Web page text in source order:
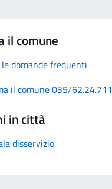
il comune
le domande frequenti
il comune 035/62.24.711
in città
disservizio